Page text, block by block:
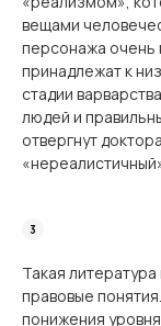
вещами
персонажа очень
принадлежат к
стадии
людей и
отвергнут
Такая
правовые
понижения